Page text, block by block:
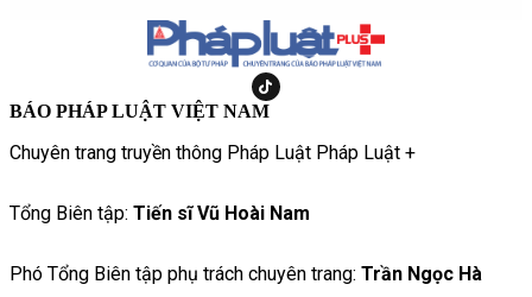
BÁO PHÁP LUẬT VIỆT NAM
Chuyên trang truyền thông Pháp Luật Pháp Luật +
Tổng Biên tập: Tiến sĩ Vũ Hoài Nam
Phó Tổng Biên tập phụ trách chuyên trang: Trần Ngọc Hà